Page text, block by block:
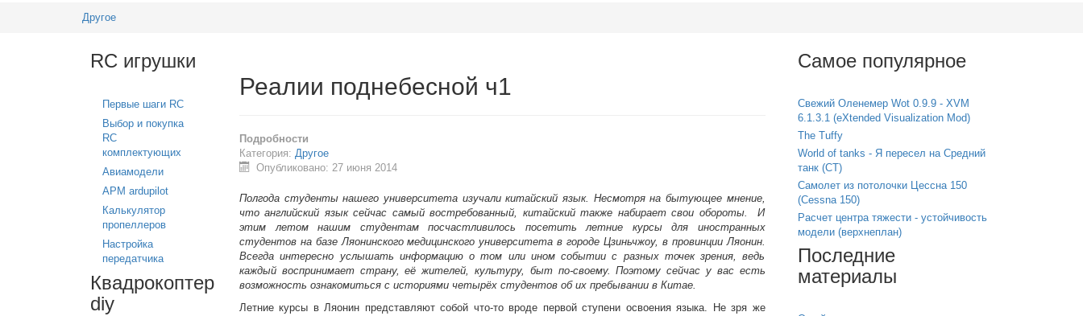
Другое
RC игрушки
Первые шаги RC
Выбор и покупка
RC
комплектующих
Авиамодели
APM ardupilot
Калькулятор
пропеллеров
Настройка
передатчика
Квадрокоптер
diy
Реалии поднебесной ч1
Подробности
Категория: Другое
Опубликовано: 27 июня 2014
Полгода студенты нашего университета изучали китайский язык. Несмотря на бытующее мнение,
что английский язык сейчас самый востребованный, китайский также набирает свои обороты. И
этим летом нашим студентам посчастливилось посетить летние курсы для иностранных
студентов на базе Ляонинского медицинского университета в городе Цзиньчжоу, в провинции Ляонин.
Всегда интересно услышать информацию о том или ином событии с разных точек зрения, ведь
каждый воспринимает страну, её жителей, культуру, быт по-своему. Поэтому сейчас у вас есть
возможность ознакомиться с историями четырёх студентов об их пребывании в Китае.
Летние курсы в Ляонин представляют собой что-то вроде первой ступени освоения языка. Не зря же
Самое популярное
Свежий Оленемер Wot 0.9.9 - XVM
6.1.3.1 (eXtended Visualization Mod)
The Tuffy
World of tanks - Я пересел на Средний
танк (СТ)
Самолет из потолочки Цессна 150
(Cessna 150)
Расчет центра тяжести - устойчивость
модели (верхнеплан)
Последние
материалы